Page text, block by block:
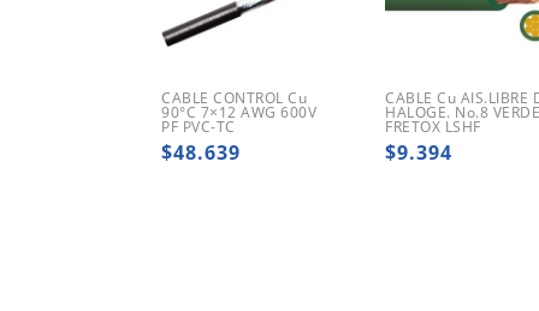
CABLE CONTROL Cu
90°C 7×12 AWG 600V
PF PVC-TC
$48.639
CABLE Cu AIS.LIBRE
HALOGE. No.8
FRETOX LSHF
$9.394